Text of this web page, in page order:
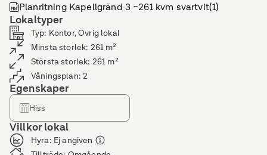
Planritning Kapellgränd 3 ~261 kvm svartvit(1)
Lokaltyper
Typ: Kontor, Övrig lokal
Minsta storlek: 261 m²
Största storlek: 261 m²
Våningsplan:2
Egenskaper
Hiss
Villkor lokal
Hyra: Ej angiven